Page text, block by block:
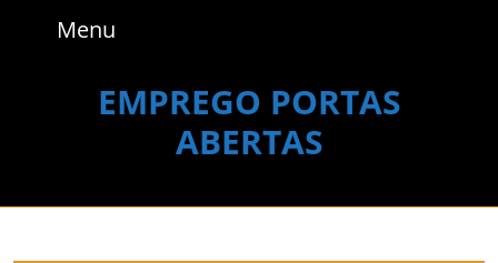
Menu
EMPREGO PORTAS
ABERTAS